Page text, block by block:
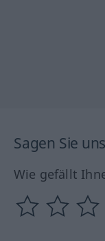
Sagen Sie
Wie gefällt